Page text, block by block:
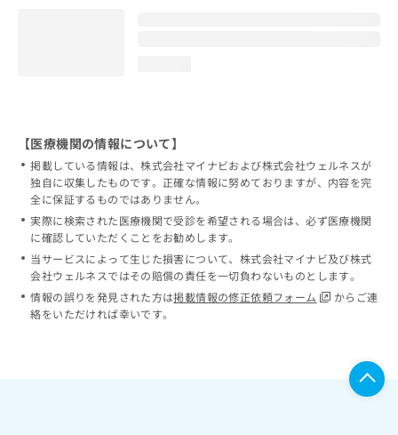
【医療機関の情報について】
掲載している情報は、株式会社マイナビおよび株式会社ウェルネスが
独自に収集したものです。正確な情報に努めておりますが、内容を完
全に保証するものではありません。
実際に検索された医療機関で受診を希望される場合は、必ず医療機関
に確認していただくことをお勧めします。
当サービスによって生じた損害について、株式会社マイナビ及び株式
会社ウェルネスではその賠償の責任を一切負わないものとします。
情報の誤りを発見された方は掲載情報の修正依頼フォーム
からご連
絡をいただければ幸いです。